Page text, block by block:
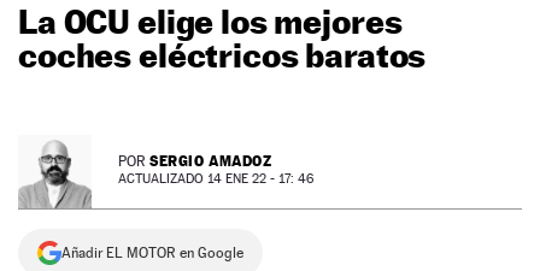
MOTOS
TECNOLOGÍA
PREMIOS
SERVICIOS
La OCU elige los mejores
coches eléctricos baratos
POR SERGIO AMADOZ
ACTUALIZADO 14 ENE 22 - 17: 46
Añadir EL MOTOR en Google